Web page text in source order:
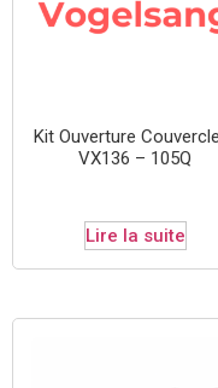
Kit Ouverture
VX136 – 105Q
Lire la suite